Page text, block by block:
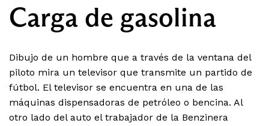
Carga de gasolina
Dibujo de un hombre que a través de la ventana del
piloto mira un televisor que transmite un partido de
fútbol. El televisor se encuentra en una de las
máquinas dispensadoras de petróleo o bencina. Al
otro lado del auto el trabajador de la Benzinera